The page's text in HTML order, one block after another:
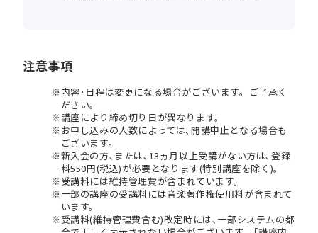
注意事項
内容･日程は変更になる場合がございます。ご了承く
ださい。
講座により締め切り日が異なります。
お申し込みの人数によっては､開講中止となる場合も
ございます。
新入会の方､または､13ヵ月以上受講がない方は､登録
料550円(税込)が必要となります(特別講座を除く)。
受講料には維持管理費が含まれています。
一部の講座の受講料には音楽著作権使用料が含まれて
います。
受講料(維持管理費含む)改定時には､一部システムの都